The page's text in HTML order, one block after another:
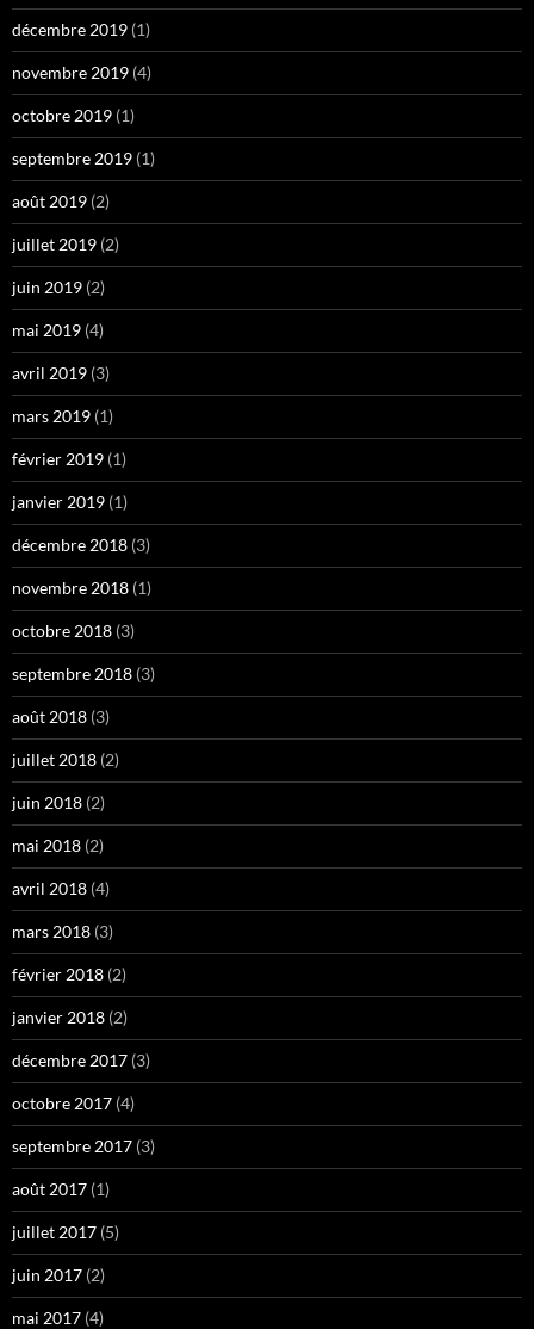
décembre 2019 (1)
novembre 2019 (4)
octobre 2019 (1)
septembre 2019 (1)
août 2019 (2)
juillet 2019 (2)
juin 2019 (2)
mai 2019 (4)
avril 2019 (3)
mars 2019 (1)
février 2019 (1)
janvier 2019 (1)
décembre 2018 (3)
novembre 2018 (1)
octobre 2018 (3)
septembre 2018 (3)
août 2018 (3)
juillet 2018 (2)
juin 2018 (2)
mai 2018 (2)
avril 2018 (4)
mars 2018 (3)
février 2018 (2)
janvier 2018 (2)
décembre 2017 (3)
octobre 2017 (4)
septembre 2017 (3)
août 2017 (1)
juillet 2017 (5)
juin 2017 (2)
mai 2017 (4)